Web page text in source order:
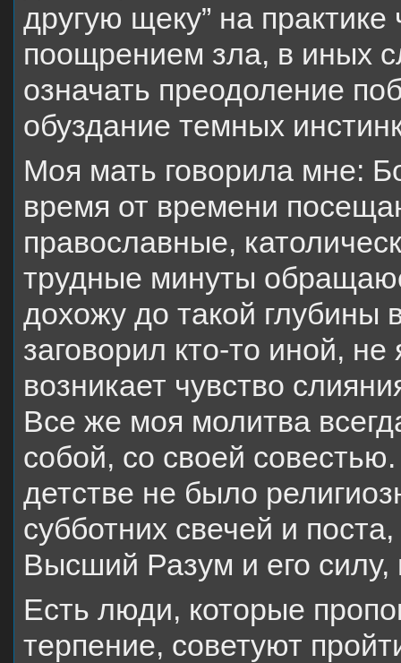
другую щеку” на практике
поощрением зла, в иных
означать преодоление
обуздание темных
Моя мать говорила мне:
время от времени
православные,
трудные минуты
дохожу до такой глубины
заговорил кто-то иной,
возникает чувство
Все же моя молитва
собой, со своей
детстве не было
субботних свечей и
Высший Разум и его силу,
Есть люди, которые
терпение, советуют